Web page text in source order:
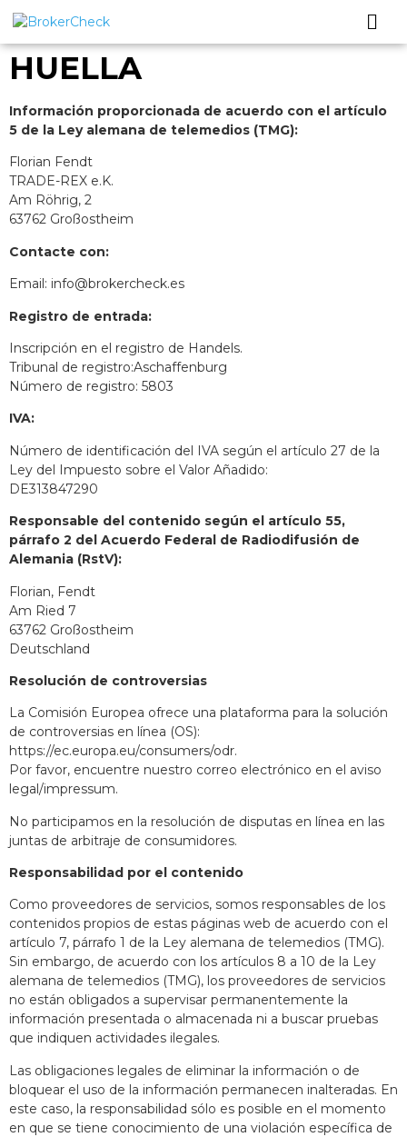
HUELLA
Información proporcionada de acuerdo con el artículo
5 de la Ley alemana de telemedios (TMG):
Florian Fendt
TRADE-REX e.K.
Am Röhrig, 2
63762 Großostheim
Contacte con:
Email: info@brokercheck.es
Registro de entrada:
Inscripción en el registro de Handels.
Tribunal de registro:Aschaffenburg
Número de registro: 5803
IVA:
Número de identificación del IVA según el artículo 27 de la
Ley del Impuesto sobre el Valor Añadido:
DE313847290
Responsable del contenido según el artículo 55,
párrafo 2 del Acuerdo Federal de Radiodifusión de
Alemania (RstV):
Florian, Fendt
Am Ried 7
63762 Großostheim
Deutschland
Resolución de controversias
La Comisión Europea ofrece una plataforma para la solución
de controversias en línea (OS):
https://ec.europa.eu/consumers/odr.
Por favor, encuentre nuestro correo electrónico en el aviso
legal/impressum.
No participamos en la resolución de disputas en línea en las
juntas de arbitraje de consumidores.
Responsabilidad por el contenido
Como proveedores de servicios, somos responsables de los
contenidos propios de estas páginas web de acuerdo con el
artículo 7, párrafo 1 de la Ley alemana de telemedios (TMG).
Sin embargo, de acuerdo con los artículos 8 a 10 de la Ley
alemana de telemedios (TMG), los proveedores de servicios
no están obligados a supervisar permanentemente la
información presentada o almacenada ni a buscar pruebas
que indiquen actividades ilegales.
Las obligaciones legales de eliminar la información o de
bloquear el uso de la información permanecen inalteradas. En
este caso, la responsabilidad sólo es posible en el momento
en que se tiene conocimiento de una violación específica de